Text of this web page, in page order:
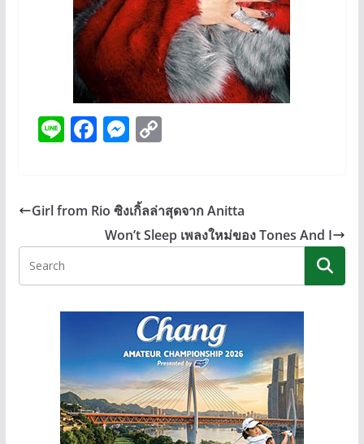
Li F
b
o
o
k
M
e
n
g
er
C
y
Li
n
k
Girl from Rio ซิงเกิ้ลล่าสุดจาก Anitta
Won’t Sleep เพลงใหม่ของ Tones And I